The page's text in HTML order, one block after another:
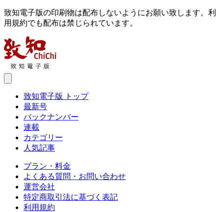
致知電子版の印刷物は配布しないようにお願い致します。利
用規約でも配布は禁じられています。
致知電子版 トップ
最新号
バックナンバー
連載
カテゴリー
人気記事
プラン・料金
よくある質問・お問い合わせ
運営会社
特定商取引法に基づく表記
利用規約